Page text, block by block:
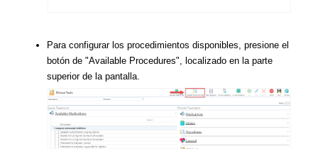
Para configurar los procedimientos disponibles, presione el
botón de "Available Procedures", localizado en la parte
superior de la pantalla.